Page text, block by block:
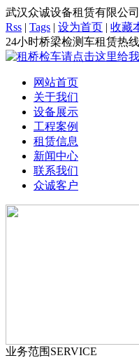
武汉众诚设备租赁有限公
Rss | Tags | 设为首页 | 收藏
24小时桥梁检测车租赁热线
网站首页
关于我们
设备展示
工程案例
租赁信息
新闻中心
联系我们
众诚客户
业务范围 SERVICE